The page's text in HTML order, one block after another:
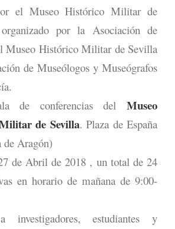
el Museo Histórico Militar de
por la Asociación de
Museo Histórico Militar de Sevilla
de Museólogos y Museógrafos
de conferencias del Museo
de Sevilla. Plaza de España
de Aragón)
de Abril de 2018 , un total de 24
en horario de mañana de 9:00-
investigadores, estudiantes y